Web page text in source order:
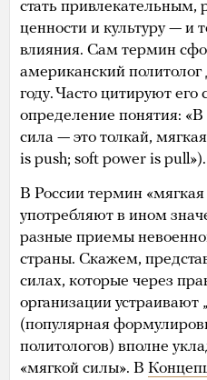
стать привлекательным,
ценности и культуру — и
влияния. Сам термин
американский
году. Часто цитируют его
определение понятия: «В
сила — это толкай,
is push; soft power is pull»).
В России термин «мягкая
употребляют в ином
разные приемы
страны. Скажем,
силах, которые через
организации устраивают
(популярная
политологов) вполне
«мягкой силы». В